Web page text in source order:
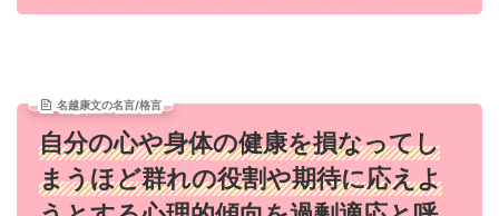
名越康文の名言/格言
自分の心や身体の健康を損なってし
まうほど群れの役割や期待に応えよ